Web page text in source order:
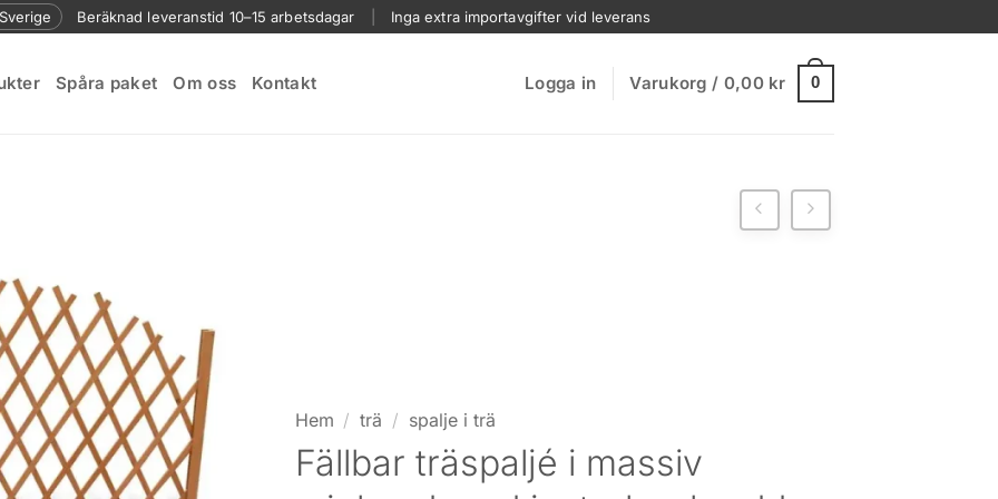
Beräknad leveranstid 10–15 arbetsdagar Inga extra importavgifter vid leverans
Spåra paket Om oss Kontakt Logga in Varukorg / 0,00 kr 0
Hem / trä / spalje i trä
Fällbar träspaljé i massiv